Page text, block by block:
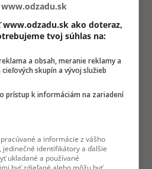
ako doteraz,
tvoj súhlas na:
a obsah, meranie reklamy a
skupín a vývoj služieb
prístup k informáciám na zariadení
a informácie z vášho
identifikátory a ďalšie
ukladané a používané